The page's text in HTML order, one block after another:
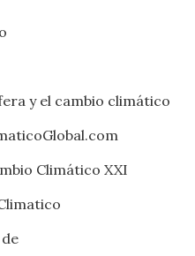
y el cambio climático
Climático XXI